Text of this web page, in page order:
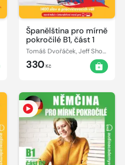
Španělština pro mírně
pokročilé B1, část 1
Tomáš Dvořáček, Jeff Short, Kateřina Dvořáčková, Alena Sasínová
330Kč